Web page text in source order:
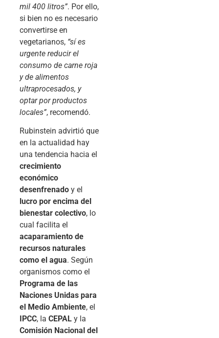
mil 400 litros”. Por ello,
si bien no es necesario
convertirse en
vegetarianos, “sí es
urgente reducir el
consumo de carne roja
y de alimentos
ultraprocesados, y
optar por productos
locales”, recomendó.
Rubinstein advirtió que
en la actualidad hay
una tendencia hacia el
crecimiento
económico
desenfrenado y el
lucro por encima del
bienestar colectivo, lo
cual facilita el
acaparamiento de
recursos naturales
como el agua. Según
organismos como el
Programa de las
Naciones Unidas para
el Medio Ambiente, el
IPCC, la CEPAL y la
Comisión Nacional del